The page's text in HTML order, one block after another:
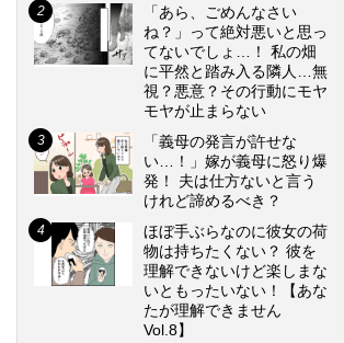
「あら、ごめんなさい
ね？」って絶対悪いと思っ
てないでしょ…！ 私の畑
に平然と踏み入る隣人…無
視？悪意？その行動にモヤ
モヤが止まらない
「義母の発言が許せな
い…！」嫁が義母に怒り爆
発！ 夫は仕方ないと言う
けれど諦めるべき？
ほぼ手ぶらなのに彼女の荷
物は持ちたくない？ 彼を
理解できないけど楽しまな
いともったいない！【あな
たが理解できません
Vol.8】